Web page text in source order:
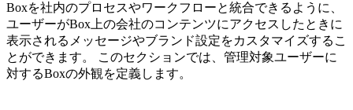
Boxを社内のプロセスやワークフローと統合できるように、
ユーザーがBox上の会社のコンテンツにアクセスしたときに
表示されるメッセージやブランド設定をカスタマイズするこ
とができます。 このセクションでは、管理対象ユーザーに
対するBoxの外観を定義します。